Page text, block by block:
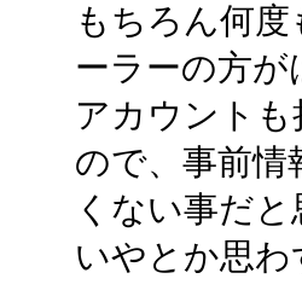
もちろん何
ーラーの方
アカウント
ので、事前
くない事だ
いやとか思